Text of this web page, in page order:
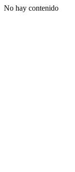
No hay contenido